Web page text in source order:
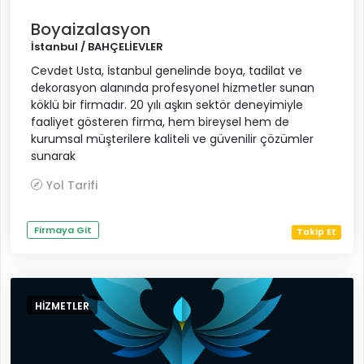
Boyaizalasyon
İstanbul / BAHÇELİEVLER
Cevdet Usta, İstanbul genelinde boya, tadilat ve
dekorasyon alanında profesyonel hizmetler sunan
köklü bir firmadır. 20 yılı aşkın sektör deneyimiyle
faaliyet gösteren firma, hem bireysel hem de
kurumsal müşterilere kaliteli ve güvenilir çözümler
sunarak
Yol Tarifi
Firmaya Git Takip Et
HIZMETLER